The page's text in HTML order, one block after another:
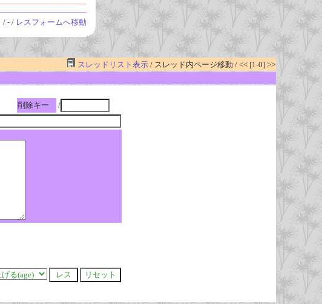
/ - / レスフォームへ移動
スレッドリスト表示/ スレッド内ページ移動 / << [1-0] >>
削除キー
/